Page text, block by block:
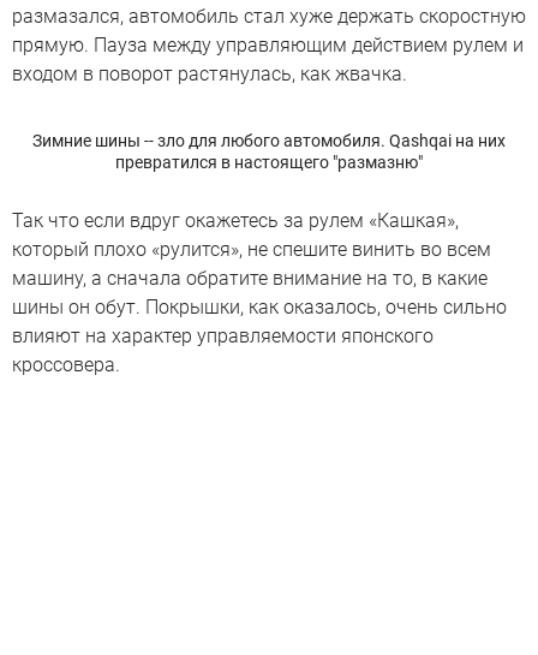
размазался, автомобиль стал хуже держать скоростную
прямую. Пауза между управляющим действием рулем и
входом в поворот растянулась, как жвачка.
Зимние шины -- зло для любого автомобиля. Qashqai на них
превратился в настоящего "размазню"
Так что если вдруг окажетесь за рулем «Кашкая»,
который плохо «рулится», не спешите винить во всем
машину, а сначала обратите внимание на то, в какие
шины он обут. Покрышки, как оказалось, очень сильно
влияют на характер управляемости японского
кроссовера.